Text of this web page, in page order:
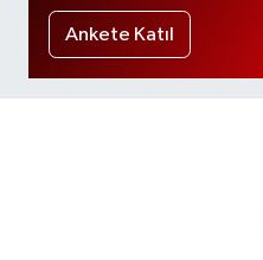
Ankete Katıl